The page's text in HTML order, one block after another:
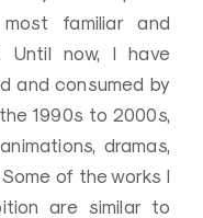
familiar and
Until now, I have
and consumed by
1990s to 2000s,
dramas,
Some of the works I
are similar to